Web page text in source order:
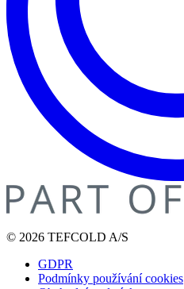
© 2026 TEFCOLD A/S
GDPR
Podmínky používání cookies